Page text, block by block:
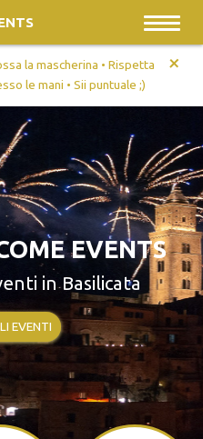
la mascherina • Rispetta
le mani • Sii puntuale ;)
+
EVENTS
in Basilicata
EVENTI